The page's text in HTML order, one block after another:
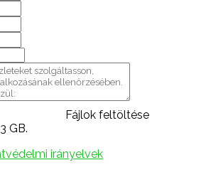
Fájlok feltöltése
GB.
irányelvek